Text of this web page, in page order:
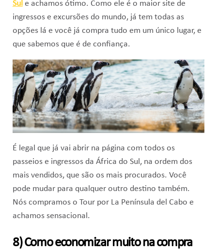
Sule achamos ótimo. Como ele é o maior site de
ingressos e excursões do mundo, já tem todas as
opções lá e você já compra tudo em um único lugar, e
que sabemos que é de confiança.
É legal que já vai abrir na página com todos os
passeios e ingressos da África do Sul, na ordem dos
mais vendidos, que são os mais procurados. Você
pode mudar para qualquer outro destino também.
Nós compramos o Tour por La Península del Cabo e
achamos sensacional.
8) Como economizar muito na compra